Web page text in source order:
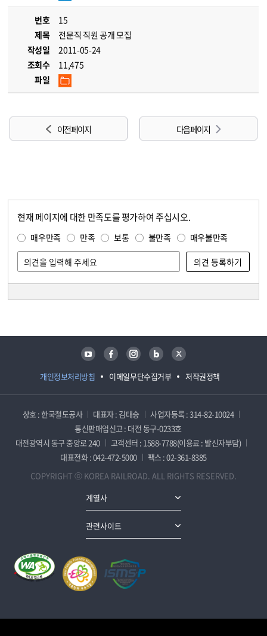
번호
15
제목
전문직 직원 공개 모집
작성일
2011-05-24
조회수
11,475
파일
이전 페이지 다음 페이지
현재 페이지에 대한 만족도를 평가하여 주십시오.
매우만족 만족 보통 불만족 매우불만족
개인정보처리방침 이메일무단수집거부 저작권정책
유튜브 페이스북 인스타그램 블로그 트위터
상호 : 한국철도공사 대표자 : 김태승
사업자등록 : 314-82-10024
통신판매업신고 : 대전 동구-0233호
대전광역시 동구 중앙로 240
고객센터 : 1588-7788(이용료 : 발신자부담)
대표전화 : 042-472-5000
팩스 : 02-361-8385
COPYRIGHT ⓒ KOREA RAILROAD. ALL RIGHTS RESERVED.
계열사
관련사이트